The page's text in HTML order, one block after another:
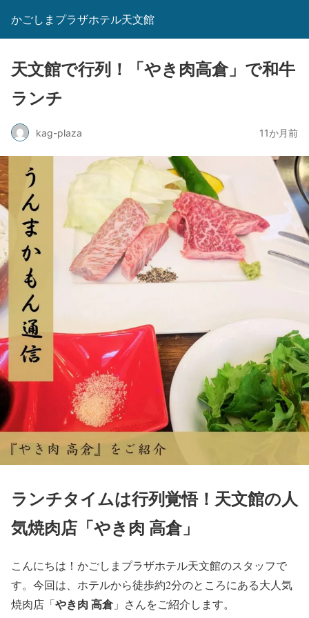
かごしまプラザホテル天文館
天文館で行列！「やき肉高倉」で和牛
ランチ
kag-plaza 11か月前
ランチタイムは行列覚悟！天文館の人
気焼肉店「やき肉 高倉」
こんにちは！かごしまプラザホテル天文館のスタッフで
す。今回は、ホテルから徒歩約2分のところにある大人気
焼肉店「やき肉 高倉」さんをご紹介します。